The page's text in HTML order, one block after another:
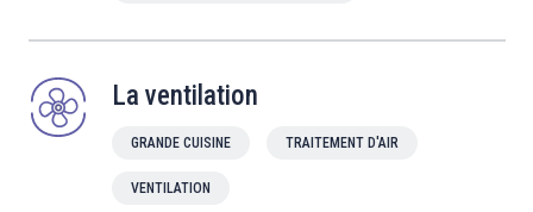
La ventilation
GRANDE CUISINE TRAITEMENT D'AIR
VENTILATION